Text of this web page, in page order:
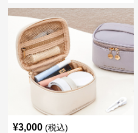
¥3,000 (税込)